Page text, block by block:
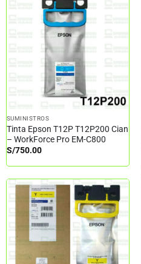
SUMINISTROS
Tinta Epson T12P T12P200 Cian
– WorkForce Pro EM-C800
S/750.00